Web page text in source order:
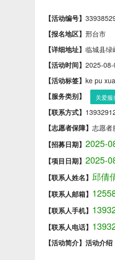
【活动编号】
【报名地区】 邢台市
【详细地址】 临城县绿
【活动时间】 2025-
【活动标签】 ke pu
【服务类别】
关爱服
【联系方式】
【志愿者保障】 志愿者
【招募日期】 2025-
【项目日期】 2025-
【联系人姓名】 邱倩
【联系人邮箱】
【联系人手机】
【联系人电话】
【活动简介】 活动介绍